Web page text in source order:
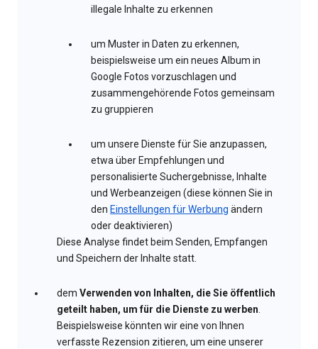
illegale Inhalte zu erkennen
um Muster in Daten zu erkennen,
beispielsweise um ein neues Album in
Google Fotos vorzuschlagen und
zusammengehörende Fotos gemeinsam
zu gruppieren
um unsere Dienste für Sie anzupassen,
etwa über Empfehlungen und
personalisierte Suchergebnisse, Inhalte
und Werbeanzeigen (diese können Sie in
den Einstellungen für Werbung ändern
oder deaktivieren)
Diese Analyse findet beim Senden, Empfangen
und Speichern der Inhalte statt.
dem Verwenden von Inhalten, die Sie öffentlich
geteilt haben, um für die Dienste zu werben.
Beispielsweise könnten wir eine von Ihnen
verfasste Rezension zitieren, um eine unserer